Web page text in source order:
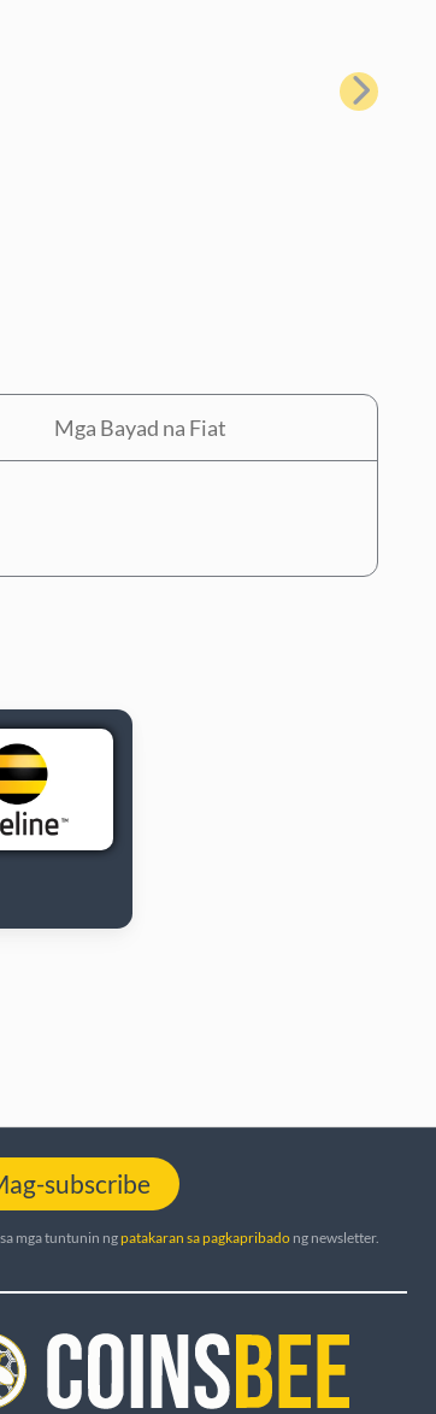
Susunod
Mga Bayad na Fiat
subscribe
mga tuntunin ngpatakaran sa pagkapribadong newsletter.